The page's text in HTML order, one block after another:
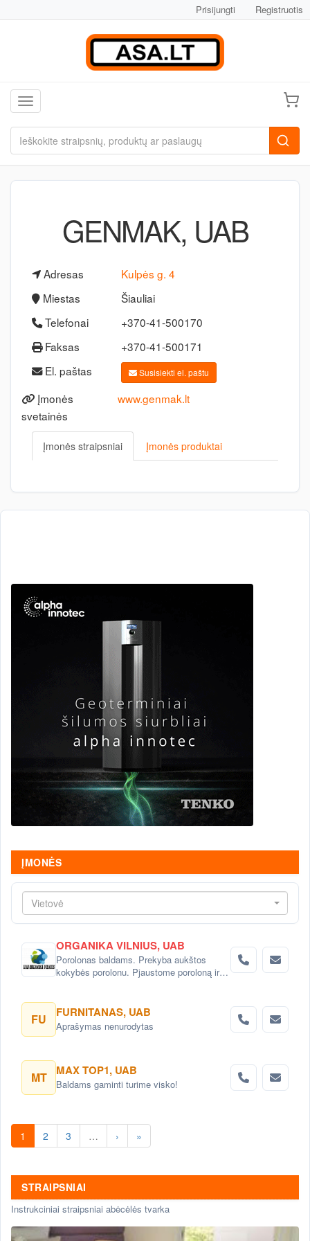
Prisijungti Registruotis
Toggle navigation
GENMAK, UAB
Adresas
Kulpės g. 4
Miestas
Šiauliai
Telefonai
+370-41-500170
Faksas
+370-41-500171
El. paštas
Susisiekti el. paštu
Įmonės
svetainės
www.genmak.lt
Įmonės straipsniai Įmonės produktai
ĮMONĖS
Vietovė
ORGANIKA VILNIUS, UAB
Porolonas baldams. Prekyba aukštos
kokybės porolonu. Pjaustome poroloną ir
individualius poreikius
FU FURNITANAS, UAB
Aprašymas nenurodytas
MT MAX TOP1, UAB
Baldams gaminti turime visko!
1 2 3 … › »
STRAIPSNIAI
Instrukciniai straipsniai abėcėlės tvarka